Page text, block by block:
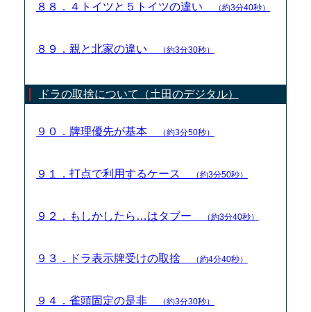
８８．４トイツと５トイツの違い （約3分40秒）
８９．親と北家の違い （約3分30秒）
ドラの取捨について（土田のデジタル）
９０．牌理優先が基本 （約3分50秒）
９１．打点で利用するケース （約3分50秒）
９２．もしかしたら…はタブー （約3分40秒）
９３．ドラ表示牌受けの取捨 （約4分40秒）
９４．雀頭固定の是非 （約3分30秒）